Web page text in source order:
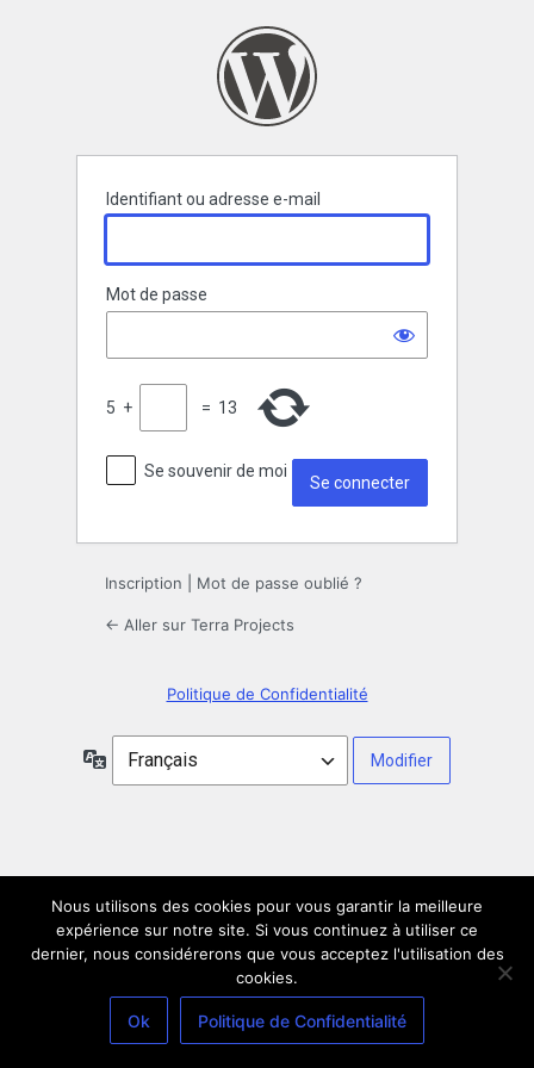
Identifiant ou adresse e-mail
Mot de passe
5 + = 13
Se souvenir de moi
Inscription Mot de passe oublié ?
← Aller sur Terra Projects
Politique de Confidentialité
Langue
Nous utilisons des cookies pour vous garantir la meilleure
expérience sur notre site. Si vous continuez à utiliser ce
dernier, nous considérerons que vous acceptez l'utilisation des
cookies.
Ok Politique de Confidentialité